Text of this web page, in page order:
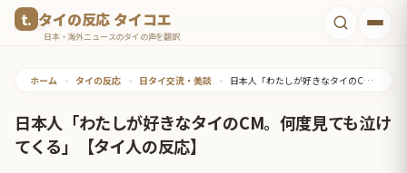
タイの反応 タイコエ
日本・海外ニュースのタイの声を翻訳
ホーム • タイの反応 • 日タイ交流・美談 • 日本人「わたしが好きなタイのCM。何度見ても泣けてくる」【タイ人の反応】
日本人「わたしが好きなタイのCM。何度見ても泣け
てくる」【タイ人の反応】